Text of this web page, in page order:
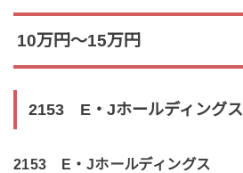
10万円～15万円
2153 E・Jホールディングス
2153 E・Jホールディングス